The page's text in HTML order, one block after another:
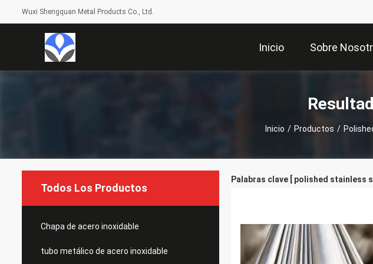
Wuxi Shengquan Metal Products Co., Ltd.
Inicio Sobre
Inicio / Productos /
Todos Los Productos
Chapa de acero inoxidable
tubo metálico de acero inoxidable
Palabras clave [ polished stainless